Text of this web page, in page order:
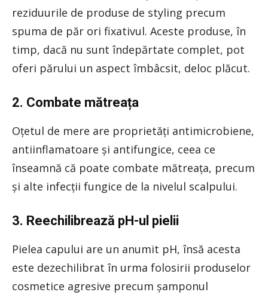
reziduurile de produse de styling precum
spuma de păr ori fixativul. Aceste produse, în
timp, dacă nu sunt îndepărtate complet, pot
oferi părului un aspect îmbâcsit, deloc plăcut.
2. Combate mătreața
Oțetul de mere are proprietăți antimicrobiene,
antiinflamatoare și antifungice, ceea ce
înseamnă că poate combate mătreața, precum
și alte infecții fungice de la nivelul scalpului.
3. Reechilibrează pH-ul pielii
Pielea capului are un anumit pH, însă acesta
este dezechilibrat în urma folosirii produselor
cosmetice agresive precum șamponul